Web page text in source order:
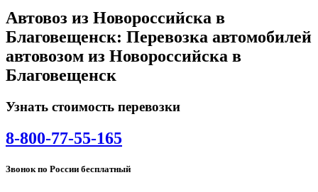
Автовоз из Новороссийска в
Благовещенск: Перевозка автомобилей
автовозом из Новороссийска в
Благовещенск
Узнать стоимость перевозки
8-800-77-55-165
Звонок по России бесплатный